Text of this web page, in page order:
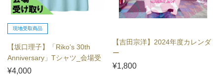
現地受取商品
【坂口理子】「Riko’s 30th
Anniversary」Tシャツ_会場受
け...
¥4,000
【吉田宗洋】2024年度カレンダ
ー
¥1,800